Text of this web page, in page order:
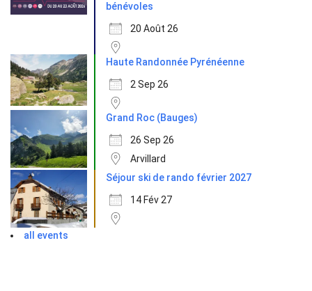
bénévoles
20 Août 26
Haute Randonnée Pyrénéenne
2 Sep 26
Grand Roc (Bauges)
26 Sep 26
Arvillard
Séjour ski de rando février 2027
14 Fév 27
all events